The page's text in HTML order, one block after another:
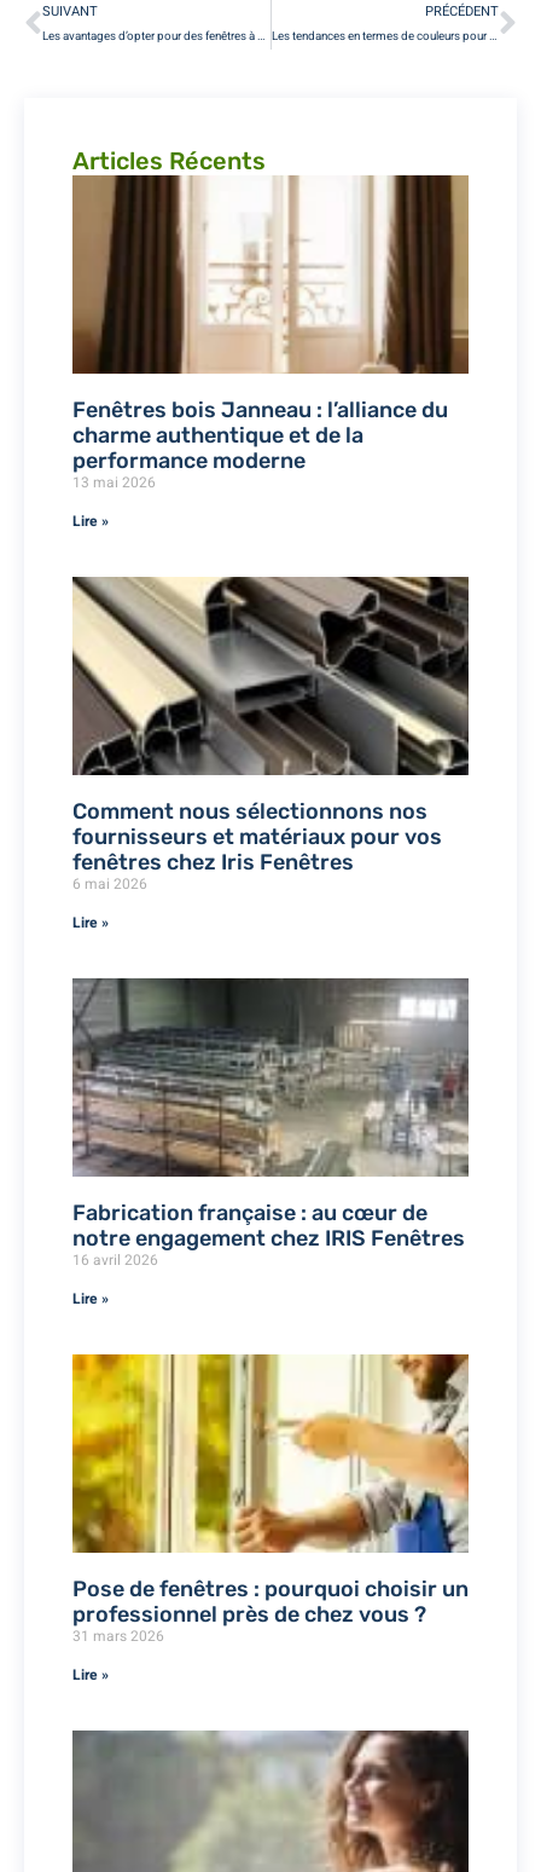
SUIVANT
Les avantages d’opter pour des fenêtres à double vitrage à Paris
PRÉCÉDENT
Les tendances en termes de couleurs pour les fenêtres en aluminium à Paris
Articles Récents
Fenêtres bois Janneau : l’alliance du
charme authentique et de la
performance moderne
13 mai 2026
Lire »
Comment nous sélectionnons nos
fournisseurs et matériaux pour vos
fenêtres chez Iris Fenêtres
6 mai 2026
Lire »
Fabrication française : au cœur de
notre engagement chez IRIS Fenêtres
16 avril 2026
Lire »
Pose de fenêtres : pourquoi choisir un
professionnel près de chez vous ?
31 mars 2026
Lire »